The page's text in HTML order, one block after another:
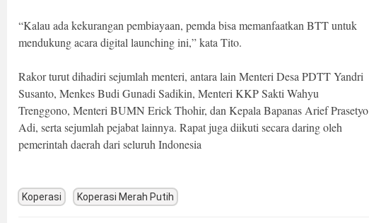
“Kalau ada kekurangan pembiayaan, pemda bisa memanfaatkan BTT untuk
mendukung acara digital launching ini,” kata Tito.
Rakor turut dihadiri sejumlah menteri, antara lain Menteri Desa PDTT Yandri
Susanto, Menkes Budi Gunadi Sadikin, Menteri KKP Sakti Wahyu
Trenggono, Menteri BUMN Erick Thohir, dan Kepala Bapanas Arief Prasetyo
Adi, serta sejumlah pejabat lainnya. Rapat juga diikuti secara daring oleh
pemerintah daerah dari seluruh Indonesia
Koperasi Koperasi Merah Putih